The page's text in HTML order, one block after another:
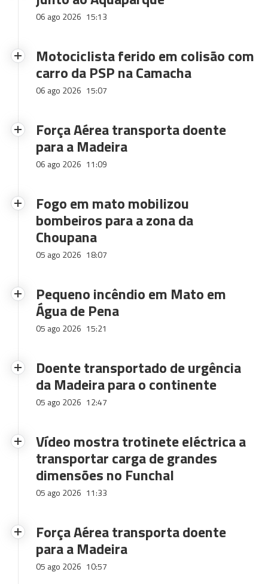
06 ago 2026 15:13
Motociclista ferido em colisão com
carro da PSP na Camacha
06 ago 2026 15:07
Força Aérea transporta doente
para a Madeira
06 ago 2026 11:09
Fogo em mato mobilizou
bombeiros para a zona da
Choupana
05 ago 2026 18:07
Pequeno incêndio em Mato em
Água de Pena
05 ago 2026 15:21
Doente transportado de urgência
da Madeira para o continente
05 ago 2026 12:47
Vídeo mostra trotinete eléctrica a
transportar carga de grandes
dimensões no Funchal
05 ago 2026 11:33
Força Aérea transporta doente
para a Madeira
05 ago 2026 10:57